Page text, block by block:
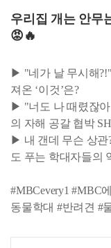
우리집 개는 안무
😡🔥
▶ "네가 날 무시해
져온 ‘이것’은?
▶ "너도 나 때렸잖
의 자해 공갈 협박
▶ 내 갠데 무슨 상관
도 푸는 학대자들의
#MBCevery1 #MBC
동물학대 #반려견 #